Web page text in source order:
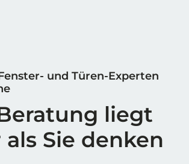
und Türen-Experten
liegt
Sie denken